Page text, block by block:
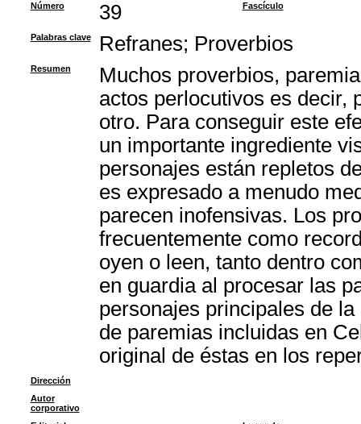
Número 39 Fascículo
Palabras clave Refranes; Proverbios
Resumen
Muchos proverbios,
actos perlocutivos es decir,
otro. Para conseguir este
un importante ingrediente
personajes están repletos
es expresado a menudo
parecen inofensivas. Los
frecuentemente como
oyen o leen, tanto dentro
en guardia al procesar las
personajes principales de
de paremias incluidas en
original de éstas en los
Dirección
Autor
corporativo